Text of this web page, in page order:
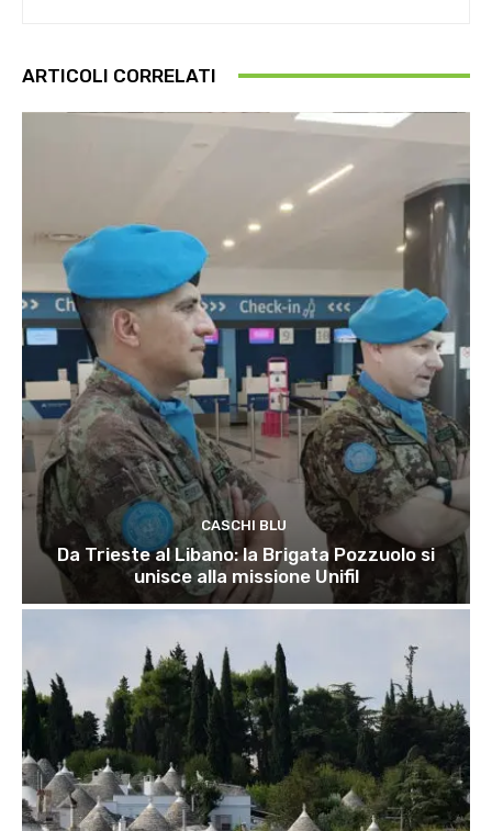
ARTICOLI CORRELATI
CASCHI BLU
Da Trieste al Libano: la Brigata Pozzuolo si
unisce alla missione Unifil